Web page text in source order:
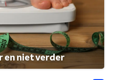
en niet verder